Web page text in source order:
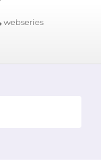
webseries